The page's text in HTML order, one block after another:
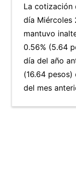
La cotización
día Miércoles
mantuvo
0.56% (5.64
día del año
(16.64
del mes